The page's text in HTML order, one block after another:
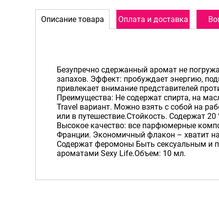
Описание товара Оплата и доставка
Безупречно сдержанный аромат не
запахов. Эффект: пробуждает энергию,
привлекает внимание представителей
Преимущества: Не содержат спирта, на
Travel вариант. Можно взять с собой на
или в путешествие.Стойкость. Содержат
Высокое качество: все парфюмерные
Франции. Экономичный флакон – хватит
Содержат феромоны Быть сексуальным и
ароматами Sexy Life.Объем: 10 мл.